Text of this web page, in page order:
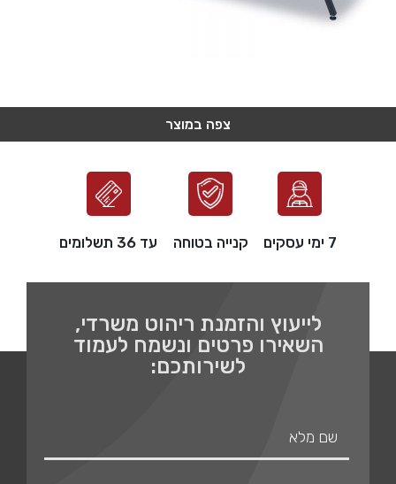
צפה במוצר
צפה במוצר
צפה במוצר
צפה במוצר
צפה במוצר
7 ימי עסקים קנייה בטוחה עד 36 תשלומים
לייעוץ והזמנת ריהוט משרדי,
השאירו פרטים ונשמח לעמוד
לשירותכם: